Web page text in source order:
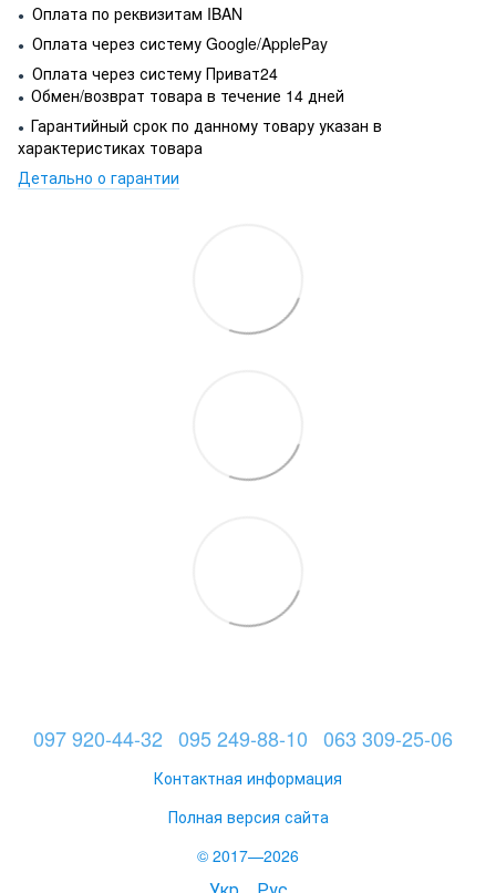
● Оплата по реквизитам IBAN
● Оплата через систему Google/ApplePay
● Оплата через систему Приват24
● Обмен/возврат товара в течение 14 дней
● Гарантийный срок по данному товару указан в
характеристиках товара
Детально о гарантии
097 920-44-32 095 249-88-10 063 309-25-06
Контактная информация
Полная версия сайта
© 2017—2026